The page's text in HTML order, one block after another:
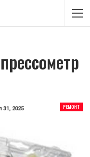
РЕМОНТ
31, 2025